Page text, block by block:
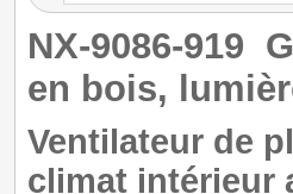
NX-9086-919
en bois,
Ventilateur de
climat intérieur